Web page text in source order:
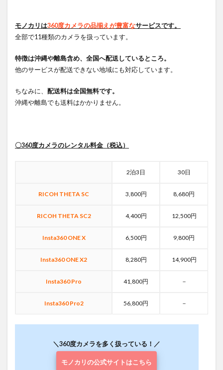
モノカリは360度カメラの品揃えが豊富なサービスです。
全部で11種類のカメラを扱っています。
特徴は沖縄や離島含め、全国へ配送しているところ。
他のサービスが配送できない地域にも対応しています。
ちなみに、 配送料は全国無料です。
沖縄や離島でも送料はかかりません。
〇360度カメラのレンタル料金（税込）
2泊3日 30日
RICOH THETA SC 3,800円 8,680円
RICOH THETA SC2 4,400円 12,500円
Insta360 ONE X 6,500円 9,800円
Insta360 ONE X2 8,280円 14,900円
Insta360 Pro 41,800円 －
Insta360 Pro2 56,800円 －
＼360度カメラを多く扱っている！／
モノカリの公式サイトはこちら